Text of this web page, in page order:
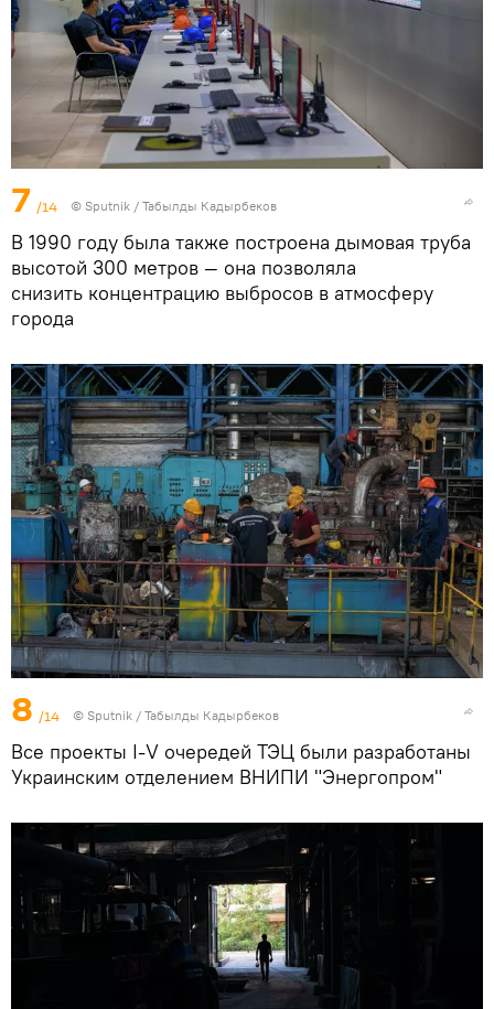
7 /14 © Sputnik / Табылды Кадырбеков
В 1990 году была также построена дымовая труба
высотой 300 метров — она позволяла
снизить концентрацию выбросов в атмосферу
города
8 /14 © Sputnik / Табылды Кадырбеков
Все проекты I-V очередей ТЭЦ были разработаны
Украинским отделением ВНИПИ "Энергопром"